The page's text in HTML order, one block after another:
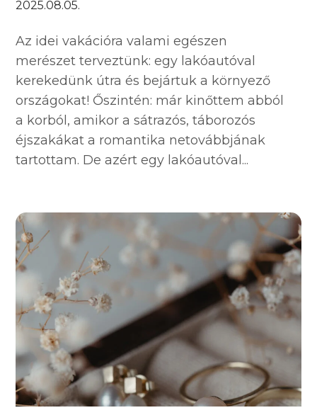
2025.08.05.
Az idei vakációra valami egészen
merészet terveztünk: egy lakóautóval
kerekedünk útra és bejártuk a környező
országokat! Őszintén: már kinőttem abból
a korból, amikor a sátrazós, táborozós
éjszakákat a romantika netovábbjának
tartottam. De azért egy lakóautóval...